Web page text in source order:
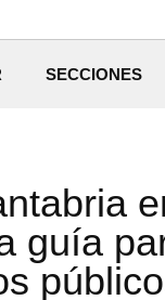
SECCIONES
guía